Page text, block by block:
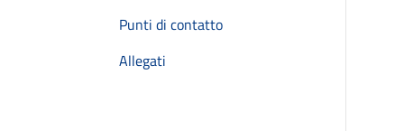
Punti di contatto
Allegati